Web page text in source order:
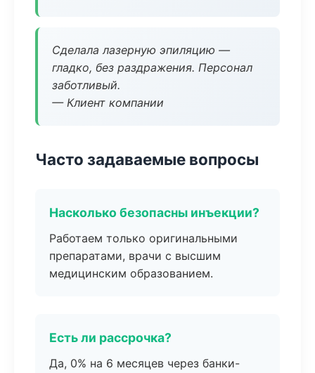
Сделала лазерную эпиляцию —
гладко, без раздражения. Персонал
заботливый.
— Клиент компании
Часто задаваемые вопросы
Насколько безопасны инъекции?
Работаем только оригинальными
препаратами, врачи с высшим
медицинским образованием.
Есть ли рассрочка?
Да, 0% на 6 месяцев через банки-